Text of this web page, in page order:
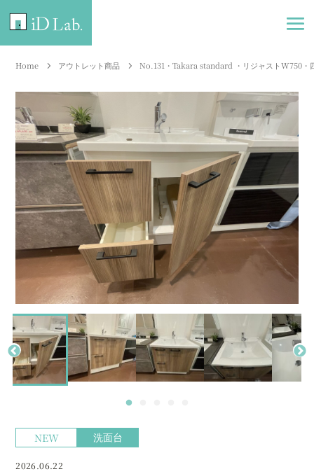
Home 5 アウトレット商品 5 No.131・Takara standard ・リジャストW750・
NEW 洗面台
2026.06.22